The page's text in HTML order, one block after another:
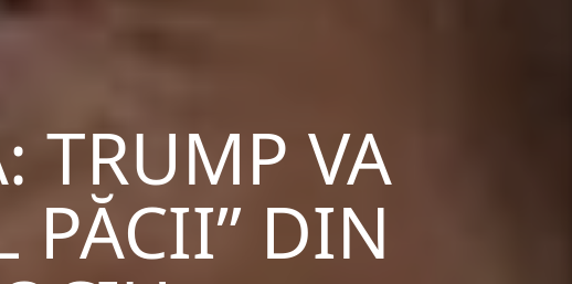
TRUMP VA
PĂCII” DIN